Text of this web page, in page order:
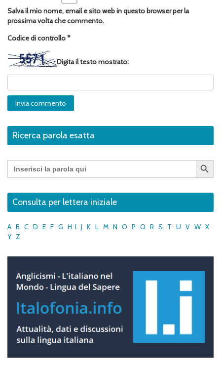
Salva il mio nome, email e sito web in questo browser per la
prossima volta che commento.
Codice di controllo*
Digita il testo mostrato:
Ricerca parola esatta
Search
for:
Search Button
Consulta per lettera iniziale
A B C D E F G H I J K L M N O P Q R S T U V W X
Y Z